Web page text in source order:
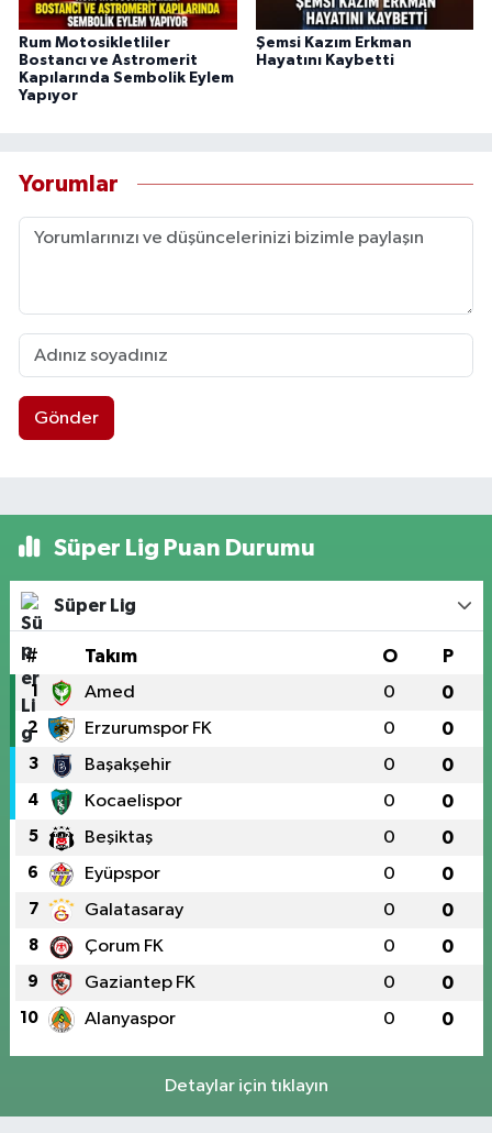
Rum Motosikletliler
Bostancı ve Astromerit
Kapılarında Sembolik Eylem
Yapıyor
Şemsi Kazım Erkman
Hayatını Kaybetti
Yorumlar
Gönder
Süper Lig Puan Durumu
Süper Lig
# Takım O P
1 Amed 0 0
2 Erzurumspor FK 0 0
3 Başakşehir 0 0
4 Kocaelispor 0 0
5 Beşiktaş 0 0
6 Eyüpspor 0 0
7 Galatasaray 0 0
8 Çorum FK 0 0
9 Gaziantep FK 0 0
10 Alanyaspor 0 0
Detaylar için tıklayın